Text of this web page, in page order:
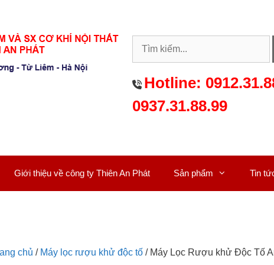
Hotline:
0937.31.88.99
Giới thiệu về công ty Thiên An Phát Sản phẩm Tin
chủ / Máy lọc rượu khử độc tố / Máy Lọc Rượu khử Độc Tố